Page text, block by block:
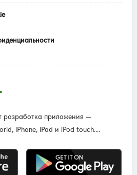
разработка приложения —
iPhone, iPad и iPod touch....